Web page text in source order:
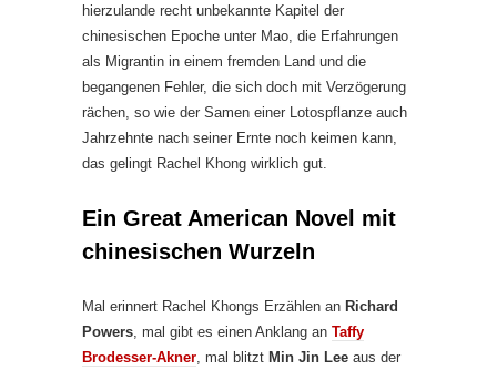
hierzulande recht unbekannte Kapitel der
chinesischen Epoche unter Mao, die Erfahrungen
als Migrantin in einem fremden Land und die
begangenen Fehler, die sich doch mit Verzögerung
rächen, so wie der Samen einer Lotospflanze auch
Jahrzehnte nach seiner Ernte noch keimen kann,
das gelingt Rachel Khong wirklich gut.
Ein Great American Novel mit
chinesischen Wurzeln
Mal erinnert Rachel Khongs Erzählen an Richard
Powers , mal gibt es einen Anklang an Taffy
Brodesser-Akner , mal blitzt Min Jin Lee aus der